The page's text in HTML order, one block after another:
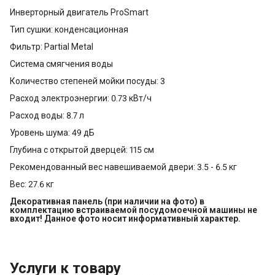
Инверторный двигатель ProSmart
Тип сушки: конденсационная
Фильтр: Partial Metal
Система смягчения воды
Количество степеней мойки посуды: 3
Расход электроэнергии: 0.73 кВт/ч
Расход воды: 8.7 л
Уровень шума: 49 дБ
Глубина с открытой дверцей: 115 см
Рекомендованный вес навешиваемой двери: 3.5 - 6.5 кг
Вес: 27.6 кг
Декоративная панель (при наличии на фото) в
комплектацию встраиваемой посудомоечной машины не
входит! Данное фото носит информативный характер.
Услуги к товару